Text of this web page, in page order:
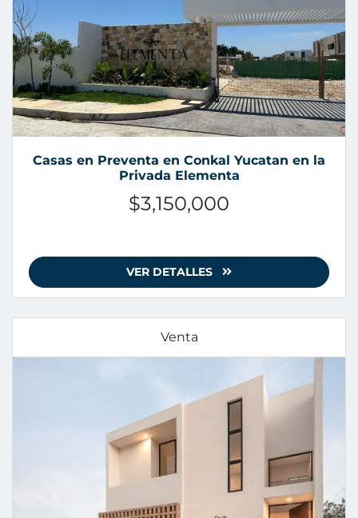
Casas en Preventa en Conkal Yucatan en la
Privada Elementa
$3,150,000
VER DETALLES
Venta